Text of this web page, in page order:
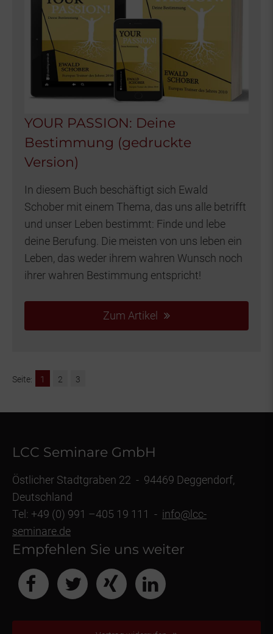
YOUR PASSION: Deine
Bestimmung (gedruckte
Version)
In diesem Buch beschäftigt sich Ewald
Schober mit einem Thema, das uns alle betrifft
und unser Leben bestimmt: Finde und lebe
deine Berufung. Die meisten von uns leben ein
Leben, das weder ihrem wahren Wunsch noch
ihrer wahren Bestimmung entspricht!
Zum Artikel
1 2 3
LCC Seminare GmbH
Östlicher Stadtgraben 22 - 94469 Deggendorf,
Deutschland
Tel: +49 (0) 991 –405 19 111 - info@lcc-
seminare.de
Empfehlen Sie uns weiter